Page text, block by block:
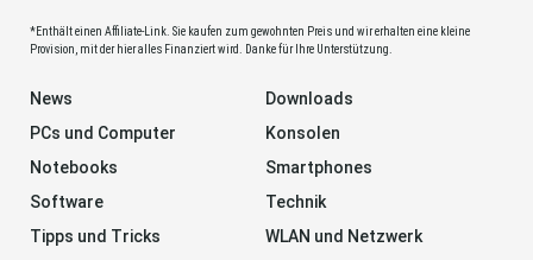
*Enthält einen Affiliate-Link. Sie kaufen zum gewohnten Preis und wir erhalten eine kleine
Provision, mit der hier alles Finanziert wird. Danke für Ihre Unterstützung.
News
Downloads
PCs und Computer
Konsolen
Notebooks
Smartphones
Software
Technik
Tipps und Tricks
WLAN und Netzwerk